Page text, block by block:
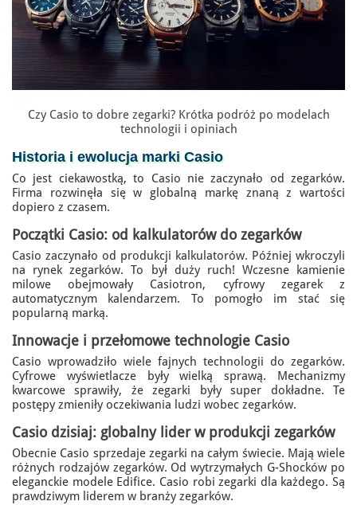
Czy Casio to dobre zegarki? Krótka podróż po modelach
technologii i opiniach
Historia i ewolucja marki Casio
Co jest ciekawostką, to Casio nie zaczynało od zegarków.
Firma rozwinęła się w globalną markę znaną z wartości
dopiero z czasem.
Początki Casio: od kalkulatorów do zegarków
Casio zaczynało od produkcji kalkulatorów. Później wkroczyli
na rynek zegarków. To był duży ruch! Wczesne kamienie
milowe obejmowały Casiotron, cyfrowy zegarek z
automatycznym kalendarzem. To pomogło im stać się
popularną marką.
Innowacje i przełomowe technologie Casio
Casio wprowadziło wiele fajnych technologii do zegarków.
Cyfrowe wyświetlacze były wielką sprawą. Mechanizmy
kwarcowe sprawiły, że zegarki były super dokładne. Te
postępy zmieniły oczekiwania ludzi wobec zegarków.
Casio dzisiaj: globalny lider w produkcji zegarków
Obecnie Casio sprzedaje zegarki na całym świecie. Mają wiele
różnych rodzajów zegarków. Od wytrzymałych G-Shocków po
eleganckie modele Edifice. Casio robi zegarki dla każdego. Są
prawdziwym liderem w branży zegarków.